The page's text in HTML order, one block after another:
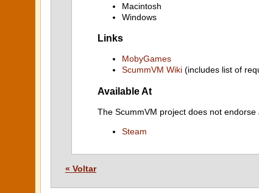
Macintosh
Windows
Links
MobyGames
ScummVM Wiki (includes list of
Available At
The ScummVM project does not
Steam
« Voltar